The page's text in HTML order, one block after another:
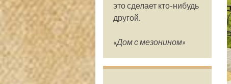
это сделает кто-нибудь
другой.
«Дом с мезонином»